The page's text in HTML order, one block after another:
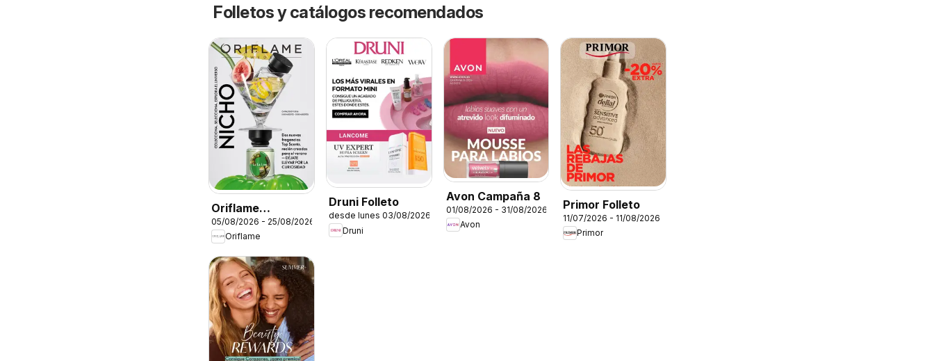
Folletos y catálogos recomendados
Oriflame
Catálogo
Campaña 11
05/08/2026 - 25/08/2026
Oriflame
Druni Folleto
desde lunes 03/08/2026
Druni
Avon Campaña 8
01/08/2026 - 31/08/2026
Avon
Primor Folleto
11/07/2026 - 11/08/2026
Primor